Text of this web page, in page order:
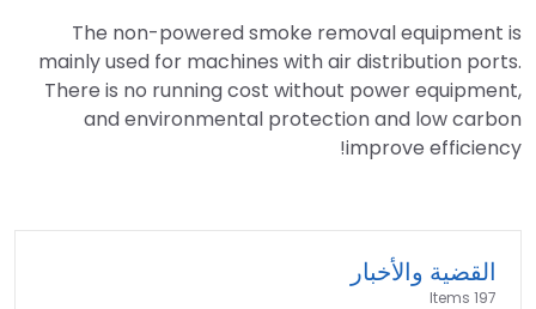
The non-powered smoke removal equipment is
mainly used for machines with air distribution ports.
There is no running cost without power equipment,
and environmental protection and low carbon
improve efficiency!
القضية والأخبار
197 Items